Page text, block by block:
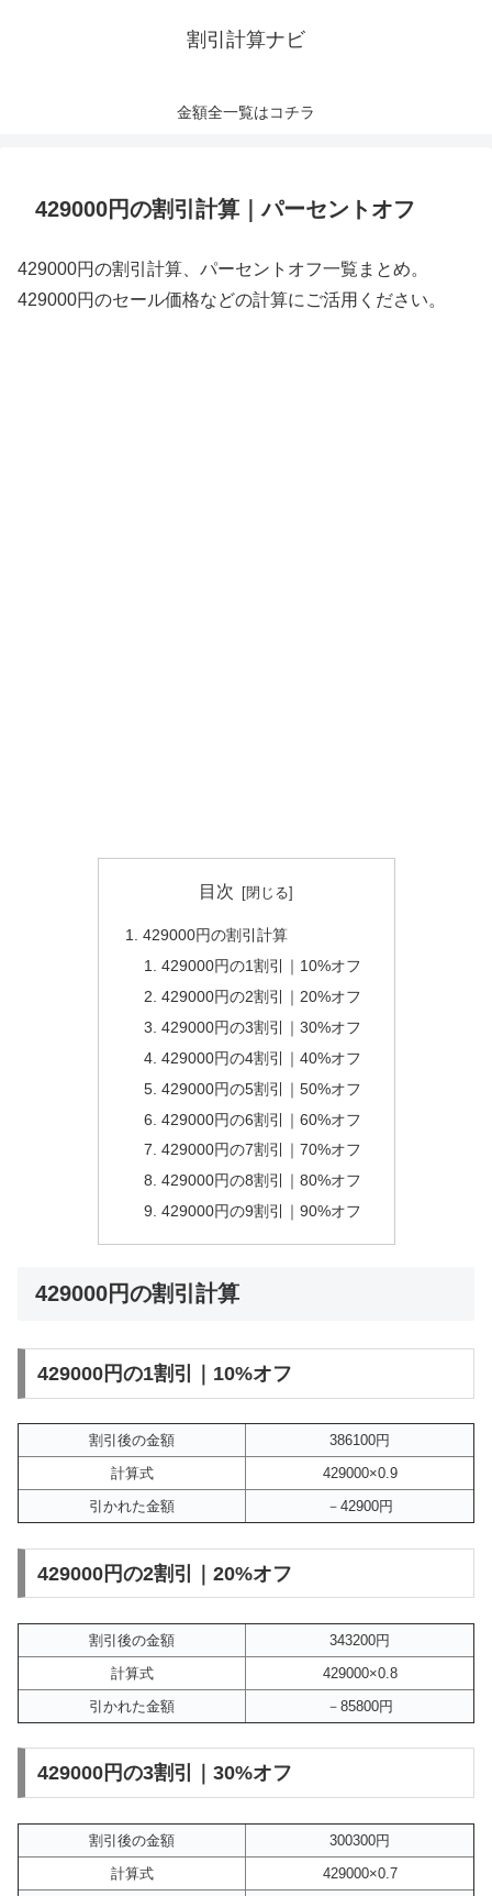
割引計算ナビ
金額全一覧はコチラ
429000円の割引計算｜パーセントオフ
429000円の割引計算、パーセントオフ一覧まとめ。
429000円のセール価格などの計算にご活用ください。
目次
429000円の割引計算
429000円の1割引｜10%オフ
429000円の2割引｜20%オフ
429000円の3割引｜30%オフ
429000円の4割引｜40%オフ
429000円の5割引｜50%オフ
429000円の6割引｜60%オフ
429000円の7割引｜70%オフ
429000円の8割引｜80%オフ
429000円の9割引｜90%オフ
429000円の割引計算
429000円の1割引｜10%オフ
割引後の金額
386100円
計算式
429000×0.9
引かれた金額
－42900円
429000円の2割引｜20%オフ
割引後の金額
343200円
計算式
429000×0.8
引かれた金額
－85800円
429000円の3割引｜30%オフ
割引後の金額
300300円
計算式
429000×0.7